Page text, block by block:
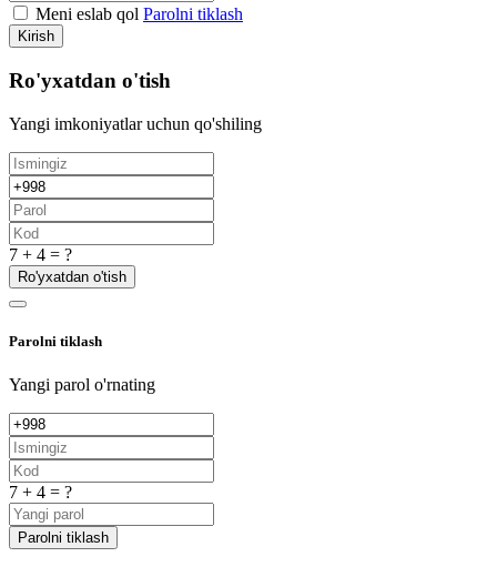
Meni eslab qol Parolni tiklash
Kirish
Ro'yxatdan o'tish
Yangi imkoniyatlar uchun qo'shiling
7 + 4 = ?
Ro'yxatdan o'tish
Parolni tiklash
Yangi parol o'rnating
7 + 4 = ?
Parolni tiklash